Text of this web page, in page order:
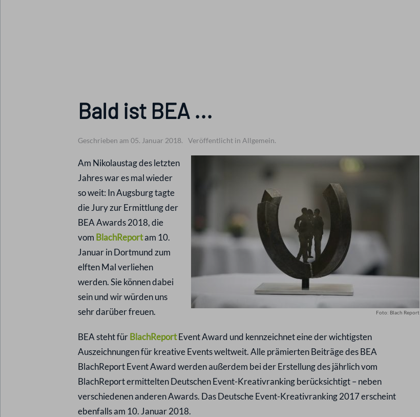
Bald ist BEA ...
Geschrieben am 05. Januar 2018. Veröffentlicht in Allgemein.
Foto: Blach Report
Am Nikolaustag des letzten
Jahres war es mal wieder
so weit: In Augsburg tagte
die Jury zur Ermittlung der
BEA Awards 2018, die
vom BlachReportam 10.
Januar in Dortmund zum
elften Mal verliehen
werden. Sie können dabei
sein und wir würden uns
sehr darüber freuen.
BEA steht fürBlachReportEvent Award und kennzeichnet eine der wichtigsten
Auszeichnungen für kreative Events weltweit. Alle prämierten Beiträge des BEA
BlachReport Event Award werden außerdem bei der Erstellung des jährlich vom
BlachReport ermittelten Deutschen Event-Kreativranking berücksichtigt – neben
verschiedenen anderen Awards. Das Deutsche Event-Kreativranking 2017 erscheint
ebenfalls am 10. Januar 2018.